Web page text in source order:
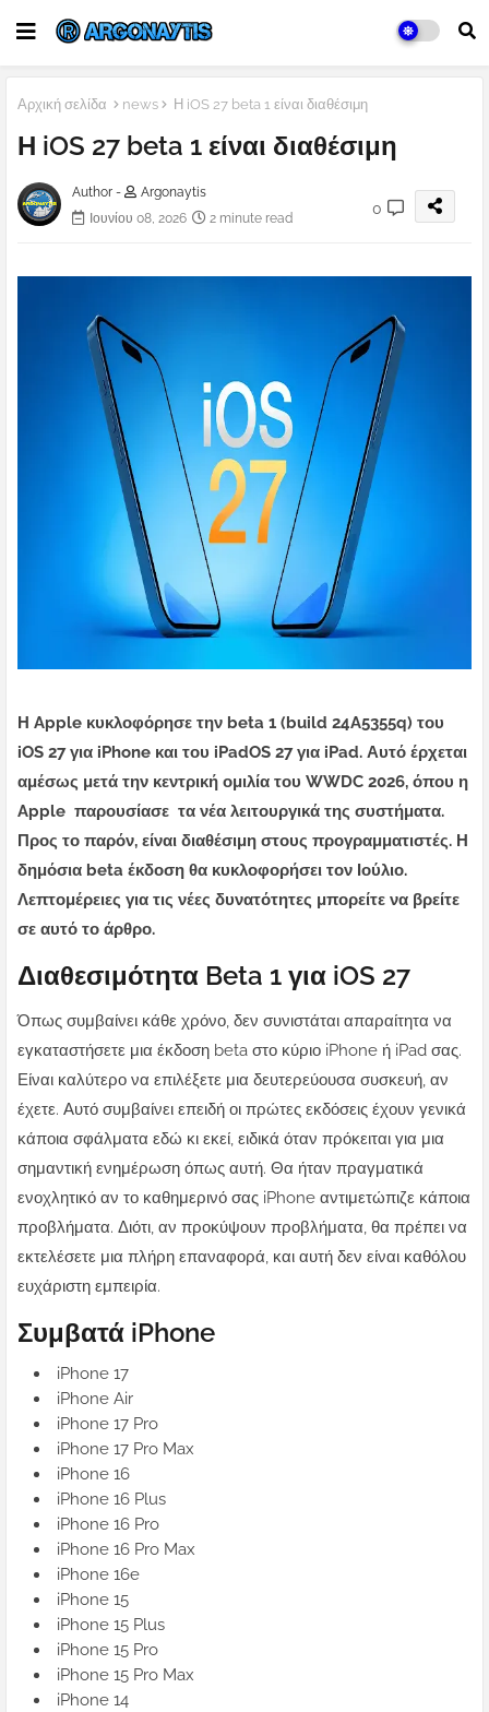
Αρχική σελίδα news Η iOS 27 beta 1 είναι διαθέσιμη
Η iOS 27 beta 1 είναι διαθέσιμη
Author -
Argonaytis
Ιουνίου 08, 2026
2 minute read
0
Η Apple κυκλοφόρησε την beta 1 (build 24A5355q) του
iOS 27 για iPhone και του iPadOS 27 για iPad. Αυτό έρχεται
αμέσως μετά την κεντρική ομιλία του WWDC 2026, όπου η
Apple παρουσίασε τα νέα λειτουργικά της συστήματα.
Προς το παρόν, είναι διαθέσιμη στους προγραμματιστές. Η
δημόσια beta έκδοση θα κυκλοφορήσει τον Ιούλιο.
Λεπτομέρειες για τις νέες δυνατότητες μπορείτε να βρείτε
σε αυτό το άρθρο.
Διαθεσιμότητα Beta 1 για iOS 27
Όπως συμβαίνει κάθε χρόνο, δεν συνιστάται απαραίτητα να
εγκαταστήσετε μια έκδοση beta στο κύριο iPhone ή iPad σας.
Είναι καλύτερο να επιλέξετε μια δευτερεύουσα συσκευή, αν
έχετε. Αυτό συμβαίνει επειδή οι πρώτες εκδόσεις έχουν γενικά
κάποια σφάλματα εδώ κι εκεί, ειδικά όταν πρόκειται για μια
σημαντική ενημέρωση όπως αυτή. Θα ήταν πραγματικά
ενοχλητικό αν το καθημερινό σας iPhone αντιμετώπιζε κάποια
προβλήματα. Διότι, αν προκύψουν προβλήματα, θα πρέπει να
εκτελέσετε μια πλήρη επαναφορά, και αυτή δεν είναι καθόλου
ευχάριστη εμπειρία.
Συμβατά iPhone
iPhone 17
iPhone Air
iPhone 17 Pro
iPhone 17 Pro Max
iPhone 16
iPhone 16 Plus
iPhone 16 Pro
iPhone 16 Pro Max
iPhone 16e
iPhone 15
iPhone 15 Plus
iPhone 15 Pro
iPhone 15 Pro Max
iPhone 14